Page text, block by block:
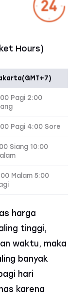
Hours)
Pagi 2:00
Pagi 4:00 Sore
Siang 10:00
Malam 5:00
harga
tinggi,
waktu, maka
banyak
hari
karena